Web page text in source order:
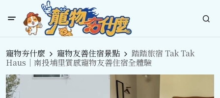
寵物夯什麼 寵物友善住宿景點
踏踏旅宿 Tak Tak
Haus｜南投埔里質感寵物友善住宿全體驗